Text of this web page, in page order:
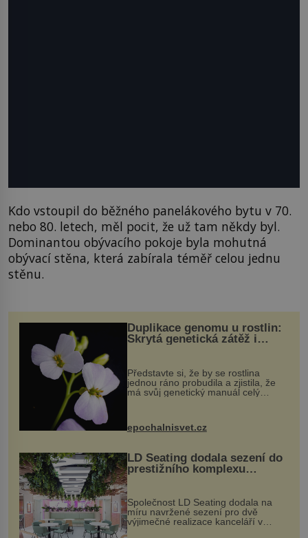
Kdo vstoupil do běžného panelákového bytu v 70.
nebo 80. letech, měl pocit, že už tam někdy byl.
Dominantou obývacího pokoje byla mohutná
obývací stěna, která zabírala téměř celou jednu
stěnu.
Duplikace genomu u rostlin:
Skrytá genetická zátěž i
Představte si, že by se rostlina
jednou ráno probudila a zjistila, že
má svůj genetický manuál celý
vstupenka...
epochalnisvet.cz
LD Seating dodala sezení do
prestižního komplexu
MediaCityUK v Salfordu
Společnost LD Seating dodala na
míru navržené sezení pro dvě
výjimečné realizace kanceláří v
areálu MediaCityUK v anglickém